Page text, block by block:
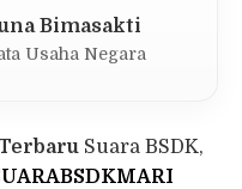
Bimasakti
Usaha Negara
Suara BSDK,